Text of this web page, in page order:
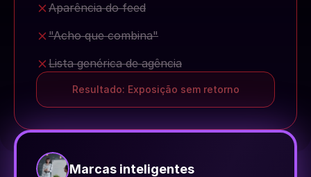
Aparência do feed
"Acho que combina"
Lista genérica de agência
Resultado: Exposição sem retorno
Marcas inteligentes